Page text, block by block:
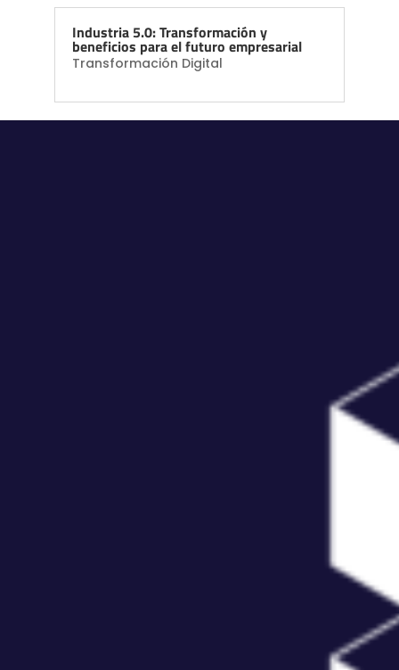
Industria 5.0: Transformación y
beneficios para el futuro empresarial
Transformación Digital